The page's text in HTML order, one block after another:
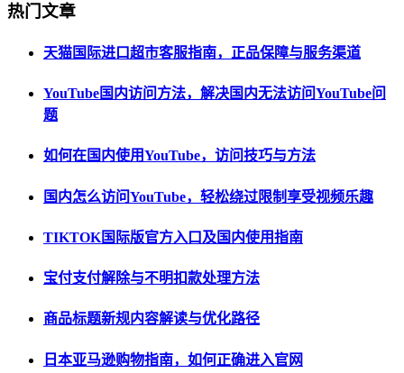
热门文章
天猫国际进口超市客服指南，正品保障与服务渠道
YouTube国内访问方法，解决国内无法访问YouTube问
题
如何在国内使用YouTube，访问技巧与方法
国内怎么访问YouTube，轻松绕过限制享受视频乐趣
TIKTOK国际版官方入口及国内使用指南
宝付支付解除与不明扣款处理方法
商品标题新规内容解读与优化路径
日本亚马逊购物指南，如何正确进入官网